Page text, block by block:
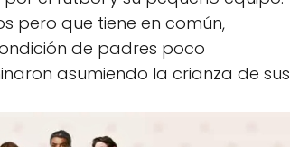
pero que tiene en común,
de padres poco
asumiendo la crianza de sus